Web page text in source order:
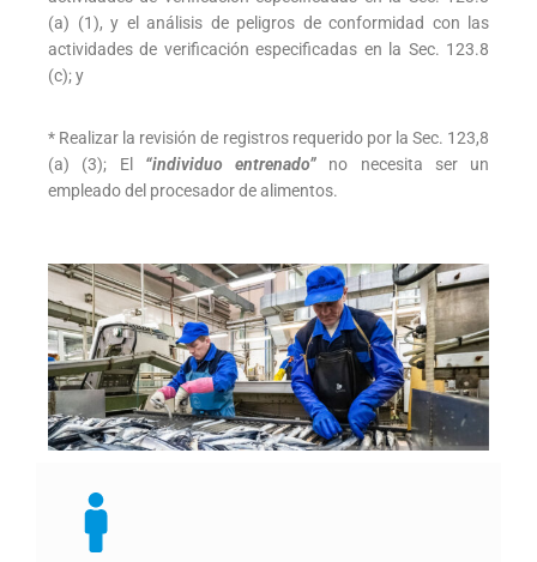
(a) (1), y el análisis de peligros de conformidad con las
actividades de verificación especificadas en la Sec. 123.8
(c); y
* Realizar la revisión de registros requerido por la Sec. 123,8
(a) (3); El
“individuo entrenado” no necesita ser un
empleado del procesador de alimentos.